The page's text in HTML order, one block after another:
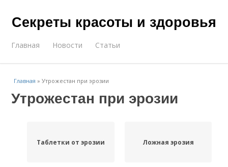
Секреты красоты и здоровья
Главная Новости Статьи
Главная »Утрожестан при эрозии
Утрожестан при эрозии
Таблетки от эрозии Ложная эрозия